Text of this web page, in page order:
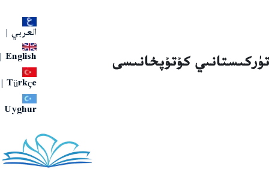
العربي |
English
|
Türkçe
|
Uyghur
تۈركىستانىي كۇتۇپخانىسى